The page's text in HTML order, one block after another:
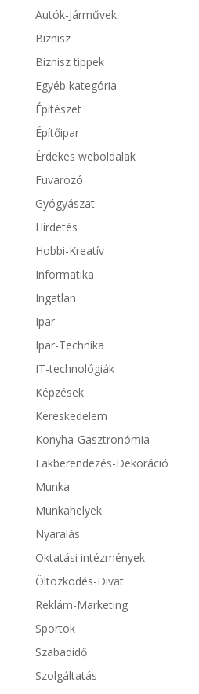
Autók-Járművek
Biznisz
Biznisz tippek
Egyéb kategória
Építészet
Építőipar
Érdekes weboldalak
Fuvarozó
Gyógyászat
Hirdetés
Hobbi-Kreatív
Informatika
Ingatlan
Ipar
Ipar-Technika
IT-technológiák
Képzések
Kereskedelem
Konyha-Gasztronómia
Lakberendezés-Dekoráció
Munka
Munkahelyek
Nyaralás
Oktatási intézmények
Öltözködés-Divat
Reklám-Marketing
Sportok
Szabadidő
Szolgáltatás